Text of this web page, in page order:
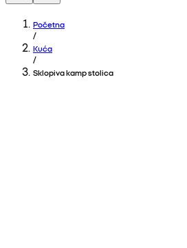
Početna
/
Kuća
/
Sklopiva kamp stolica